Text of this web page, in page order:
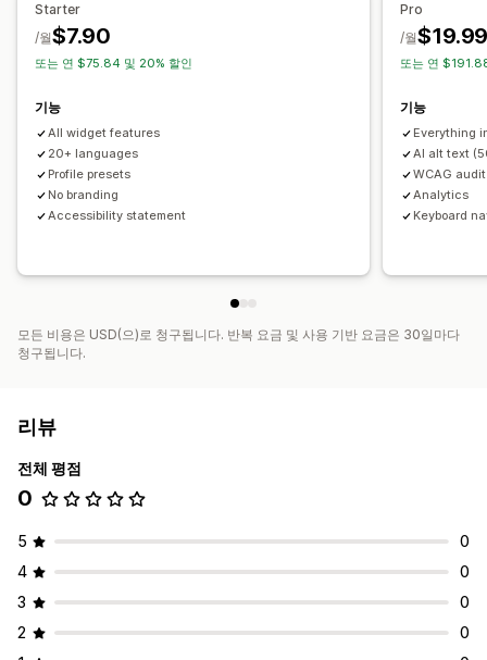
커서 사이즈
위젯 SEO AI 기반
Starter
$7.90
/월
또는 연 $75.84 및 20% 할인
기능
All widget features
20+ languages
Profile presets
No branding
Accessibility statement
Pro
/월
또는 연
기능
Everything
AI alt text
WCAG
Analytics
Keyboard
모든 비용은 USD(으)로 청구됩니다. 반복 요금 및 사용 기반 요금은 30일마다
청구됩니다.
리뷰
전체 평점
0
5
0
4
0
3
0
2
0